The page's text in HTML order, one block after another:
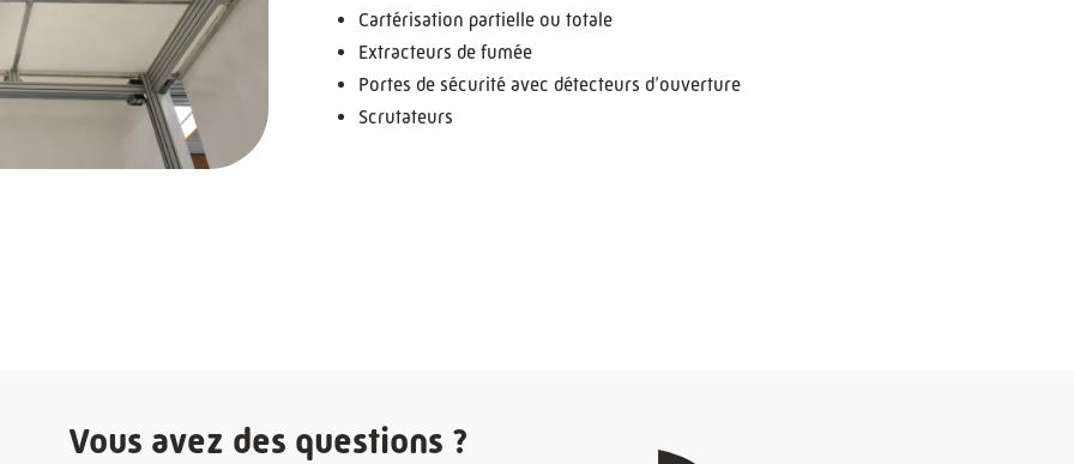
Cartérisation partielle ou totale
Extracteurs de fumée
Portes de sécurité avec détecteurs d’ouverture
Scrutateurs
Vous avez des questions ?